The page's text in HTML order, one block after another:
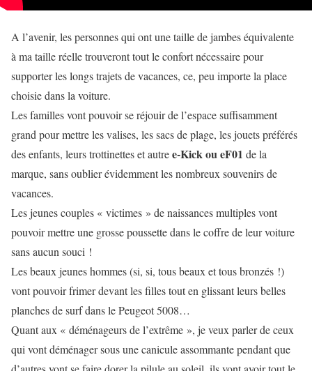
A l’avenir, les personnes qui ont une taille de jambes équivalente
à ma taille réelle trouveront tout leconfortnécessaire pour
supporter les longs trajets de vacances, ce, peu importe la place
choisie dans la voiture.
Les familles vont pouvoir se réjouir de l’espacesuffisamment
grand pour mettre les valises, les sacs de plage, les jouets préférés
des enfants, leurs trottinettes et autree-Kick ou eF01 de la
marque, sans oublier évidemment les nombreux souvenirs de
vacances.
Les jeunes couples « victimes » de naissances multiples vont
pouvoir mettre une grosse poussette dans le coffre de leur voiture
sans aucun souci !
Les beaux jeunes hommes (si, si, tous beaux et tous bronzés !)
vont pouvoir frimer devant les filles tout en glissant leurs belles
planches de surf dans le Peugeot 5008…
Quant aux « déménageurs de l’extrême », je veux parler de ceux
qui vont déménager sous une canicule assommante pendant que